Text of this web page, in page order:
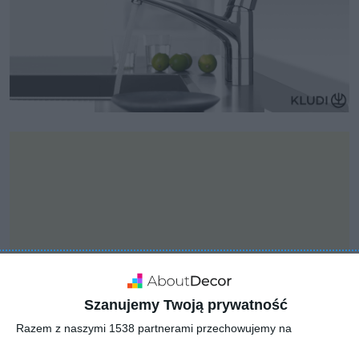
Szanujemy Twoją prywatność
Razem z naszymi 1538 partnerami przechowujemy na